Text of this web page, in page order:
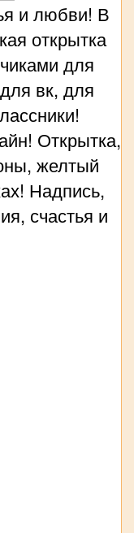
и любви! В
открытка
для
вк, для
Открытка,
желтый
Надпись,
счастья и